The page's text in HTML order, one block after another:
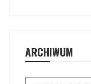
ARCHIWUM